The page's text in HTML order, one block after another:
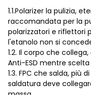
1.1.Polarizer la pulizia,
raccomandata per la
polarizzatori e riflettori
l'etanolo non si
1.2. Il corpo che
Anti-ESD mentre
1.3. FPC che salda, più
saldatura deve